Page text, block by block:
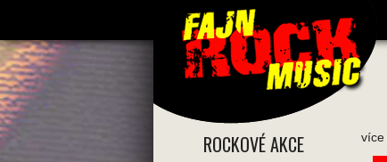
ROCKOVÉ AKCE více